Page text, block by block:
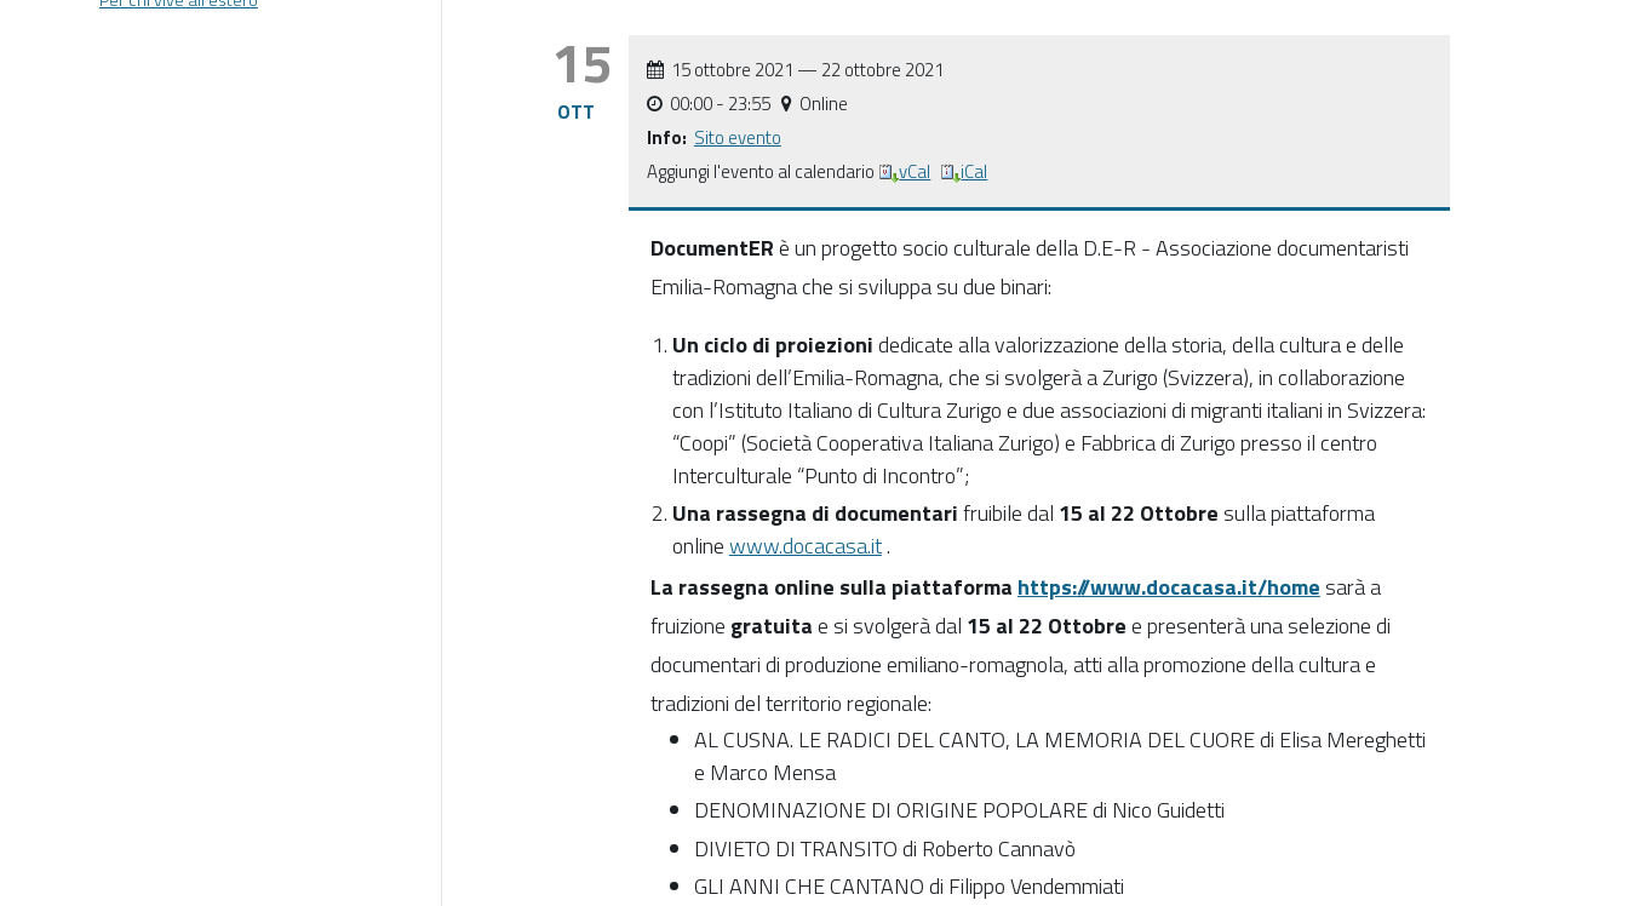
15
OTT
15 ottobre 2021 — 22 ottobre 2021
00:00- 23:55
Online
Info: Sito evento
Aggiungi l'evento al calendario
vCal iCal
DocumentERè un progetto socio culturale della D.E-R - Associazione documentaristi
Emilia-Romagna che si sviluppasu due binari:
Un ciclo di proiezionidedicate alla valorizzazione della storia, della cultura e delle
tradizioni dell’Emilia-Romagna, che si svolgerà a Zurigo (Svizzera), in collaborazione
con l’Istituto Italiano di Cultura Zurigo e due associazioni di migranti italiani in Svizzera:
“Coopi” (Società Cooperativa Italiana Zurigo) e Fabbrica di Zurigo presso il centro
Interculturale “Punto di Incontro”;
Una rassegna di documentarifruibile dal 15 al 22 Ottobre sulla piattaforma
onlinewww.docacasa.it.
La rassegna online sulla piattaforma https://www.docacasa.it/home sarà a
fruizione gratuitae si svolgerà dal 15 al 22 Ottobree presenterà una selezione di
documentari di produzione emiliano-romagnola, atti alla promozione della cultura e
tradizioni del territorio regionale:
AL CUSNA. LE RADICI DEL CANTO, LA MEMORIA DEL CUORE di Elisa Mereghetti
e Marco Mensa
DENOMINAZIONE DI ORIGINE POPOLARE di Nico Guidetti
DIVIETO DI TRANSITO di Roberto Cannavò
GLI ANNI CHE CANTANO di Filippo Vendemmiati